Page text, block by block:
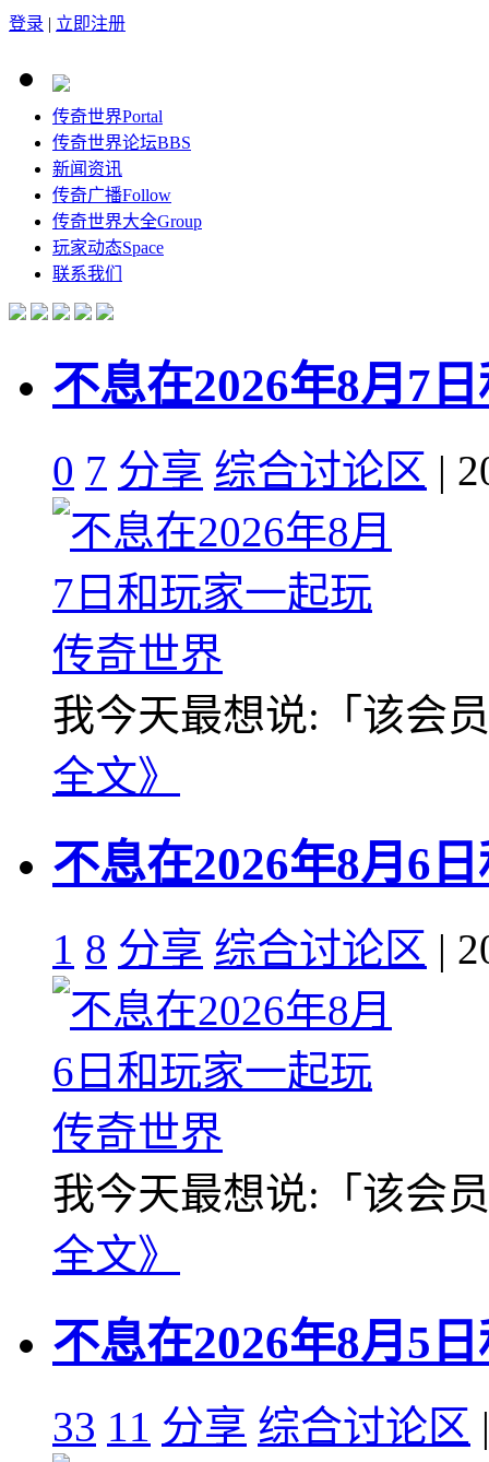
登录 | 立即注册
传奇世界Portal
传奇世界论坛BBS
新闻资讯
传奇广播Follow
传奇世界大全Group
玩家动态Space
联系我们
不息在2026年8月7
0 7 分享 综合讨论区 |
我今天最想说:「该会
全文》
不息在2026年8月6
1 8 分享 综合讨论区 |
我今天最想说:「该会
全文》
不息在2026年8月5
33 11 分享 综合讨论区